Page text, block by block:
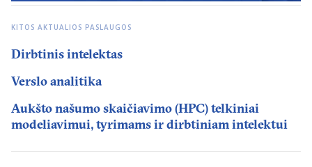
KITOS AKTUALIOS PASLAUGOS
Dirbtinis intelektas
Verslo analitika
Aukšto našumo skaičiavimo (HPC) telkiniai
modeliavimui, tyrimams ir dirbtiniam intelektui